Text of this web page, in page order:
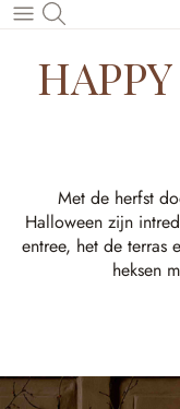
Naar de hoofdinhoud
Met de herfst
Halloween zijn
entree, het de terras
heksen